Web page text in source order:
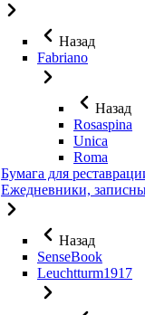
Назад
Fabriano
Назад
Rosaspina
Unica
Roma
Бумага для
Ежедневники,
Назад
SenseBook
Leuchtturm1917